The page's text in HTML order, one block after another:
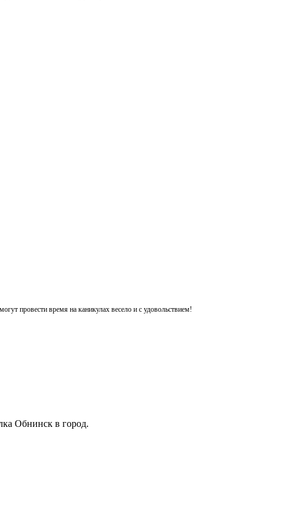
провести время на каникулах весело и с удовольствием!
Обнинск в город.